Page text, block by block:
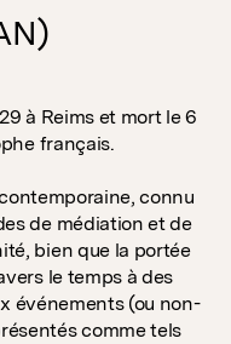
à Reims et mort le 6
français.
connu
de médiation et de
bien que la portée
le temps à des
événements (ou non-
comme tels